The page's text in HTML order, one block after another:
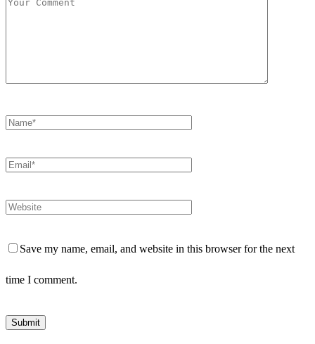
Save my name, email, and website in this browser for the next
time I comment.